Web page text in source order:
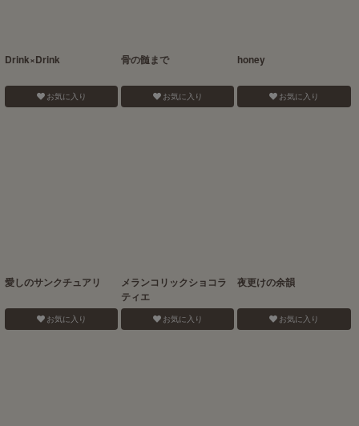
Drink×Drink
お気に入り
骨の髄まで
お気に入り
honey
お気に入り
愛しのサンクチュアリ
お気に入り
メランコリックショコラ
ティエ
お気に入り
夜更けの余韻
お気に入り